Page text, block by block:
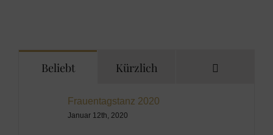
Beliebt Kürzlich
Frauentagstanz 2020
Januar 12th, 2020